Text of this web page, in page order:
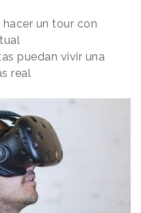
un tour con
puedan vivir una
real